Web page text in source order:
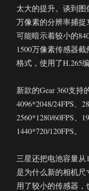
太大的提升。谈到图
万像素的分辨率捕捉
可能暗示着较小的
1500万像素传感器
格式，使用了H.265
新款的Gear 360支持
4096*2048/24FPS、
2560*1280/60FPS、
1440*720/120FPS。
三星还把电池容量从
是为什么新的相机
用了较小的传感器，